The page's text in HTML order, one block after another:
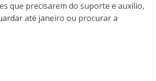
que precisarem do suporte e auxílio,
até janeiro ou procurar a